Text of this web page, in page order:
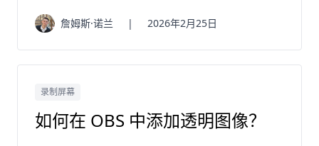
詹姆斯·诺兰 | 2026年2月25日
录制屏幕
如何在 OBS 中添加透明图像？